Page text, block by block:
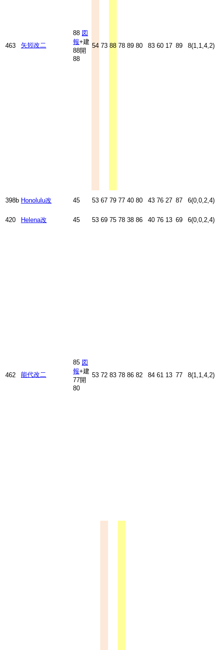
463 矢矧改二
88 図
報+建
88開
88
54 73 88 78 89 80 83 60 17 89 8(1,1,4,2)
398b Honolulu改 45 53 67 79 77 40 80 43 76 27 87 6(0,0,2,4)
420 Helena改 45 53 69 75 78 38 86 40 76 13 69 6(0,0,2,4)
462 能代改二
85 図
報+建
77開
80
53 72 83 78 86 82 84 61 13 77 8(1,1,4,2)